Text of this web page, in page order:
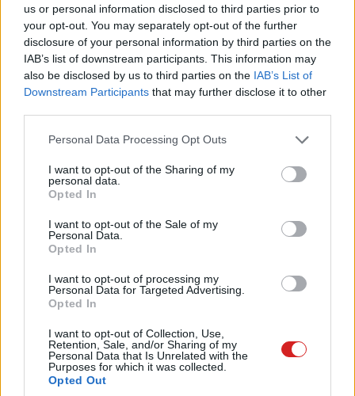
us or personal information disclosed to third parties prior to
your opt-out. You may separately opt-out of the further
disclosure of your personal information by third parties on the
IAB’s list of downstream participants. This information may
also be disclosed by us to third parties on the IAB’s List of
Downstream Participants that may further disclose it to other
Please note that this website/app uses one or more Google
not limited to your visit or usage behaviour. You may click to
grant or deny consent to Google and its third-party tags to
use your data for below specified purposes in below Google
consent section.
Personal Data Processing Opt Outs
I want to opt-out of the Sharing of my
personal data.
Opted In
I want to opt-out of the Sale of my
Personal Data.
Opted In
I want to opt-out of processing my
Personal Data for Targeted Advertising.
Opted In
I want to opt-out of Collection, Use,
Retention, Sale, and/or Sharing of my
Personal Data that Is Unrelated with the
Purposes for which it was collected.
Opted Out
PCW.lite| 2025.07.16 18:05
Hová lett a net? - így kapcsold le a
sávszélesség-zabálókat
PCW.lite| 2025.07.13 09:30
PCW.lite| 2025.07.11 21:08
Ilyen előnyökkel jár, ha júliusban
PCW.lite| 2025.07.04 15:05
hálózatvédelem, és akár neked is
lehet ilyened
Ezért érdemes júniusban
csatlakoznod a PCW Max